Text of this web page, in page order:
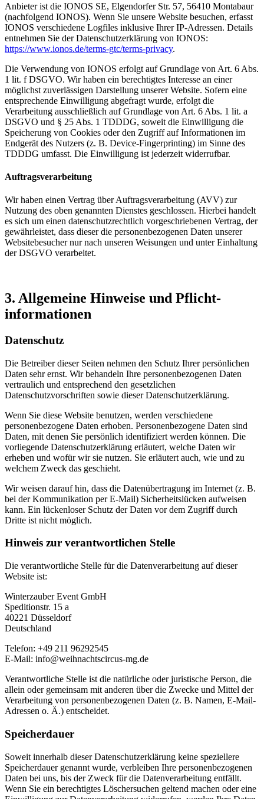
Anbieter ist die IONOS SE, Elgendorfer Str. 57, 56410 Montabaur
(nachfolgend IONOS). Wenn Sie unsere Website besuchen, erfasst
IONOS verschiedene Logfiles inklusive Ihrer IP-Adressen. Details
entnehmen Sie der Datenschutzerklärung von IONOS:
https://www.ionos.de/terms-gtc/terms-privacy.
Die Verwendung von IONOS erfolgt auf Grundlage von Art. 6 Abs.
1 lit. f DSGVO. Wir haben ein berechtigtes Interesse an einer
möglichst zuverlässigen Darstellung unserer Website. Sofern eine
entsprechende Einwilligung abgefragt wurde, erfolgt die
Verarbeitung ausschließlich auf Grundlage von Art. 6 Abs. 1 lit. a
DSGVO und § 25 Abs. 1 TDDDG, soweit die Einwilligung die
Speicherung von Cookies oder den Zugriff auf Informationen im
Endgerät des Nutzers (z. B. Device-Fingerprinting) im Sinne des
TDDDG umfasst. Die Einwilligung ist jederzeit widerrufbar.
Auftragsverarbeitung
Wir haben einen Vertrag über Auftragsverarbeitung (AVV) zur
Nutzung des oben genannten Dienstes geschlossen. Hierbei handelt
es sich um einen datenschutzrechtlich vorgeschriebenen Vertrag, der
gewährleistet, dass dieser die personenbezogenen Daten unserer
Websitebesucher nur nach unseren Weisungen und unter Einhaltung
der DSGVO verarbeitet.
3. Allgemeine Hinweise und Pflicht­
informationen
Datenschutz
Die Betreiber dieser Seiten nehmen den Schutz Ihrer persönlichen
Daten sehr ernst. Wir behandeln Ihre personenbezogenen Daten
vertraulich und entsprechend den gesetzlichen
Datenschutzvorschriften sowie dieser Datenschutzerklärung.
Wenn Sie diese Website benutzen, werden verschiedene
personenbezogene Daten erhoben. Personenbezogene Daten sind
Daten, mit denen Sie persönlich identifiziert werden können. Die
vorliegende Datenschutzerklärung erläutert, welche Daten wir
erheben und wofür wir sie nutzen. Sie erläutert auch, wie und zu
welchem Zweck das geschieht.
Wir weisen darauf hin, dass die Datenübertragung im Internet (z. B.
bei der Kommunikation per E-Mail) Sicherheitslücken aufweisen
kann. Ein lückenloser Schutz der Daten vor dem Zugriff durch
Dritte ist nicht möglich.
Hinweis zur verantwortlichen Stelle
Die verantwortliche Stelle für die Datenverarbeitung auf dieser
Website ist:
Winterzauber Event GmbH
Speditionstr. 15 a
40221 Düsseldorf
Deutschland
Telefon: +49 211 96292545
E-Mail: info@weihnachtscircus-mg.de
Verantwortliche Stelle ist die natürliche oder juristische Person, die
allein oder gemeinsam mit anderen über die Zwecke und Mittel der
Verarbeitung von personenbezogenen Daten (z. B. Namen, E-Mail-
Adressen o. Ä.) entscheidet.
Speicherdauer
Soweit innerhalb dieser Datenschutzerklärung keine speziellere
Speicherdauer genannt wurde, verbleiben Ihre personenbezogenen
Daten bei uns, bis der Zweck für die Datenverarbeitung entfällt.
Wenn Sie ein berechtigtes Löschersuchen geltend machen oder eine